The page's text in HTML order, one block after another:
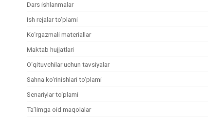
Dars ishlanmalar
Ish rejalar to‘plami
Ko‘rgazmali materiallar
Maktab hujjatlari
O‘qituvchilar uchun tavsiyalar
Sahna ko‘rinishlari to‘plami
Senariylar to‘plami
Ta’limga oid maqolalar